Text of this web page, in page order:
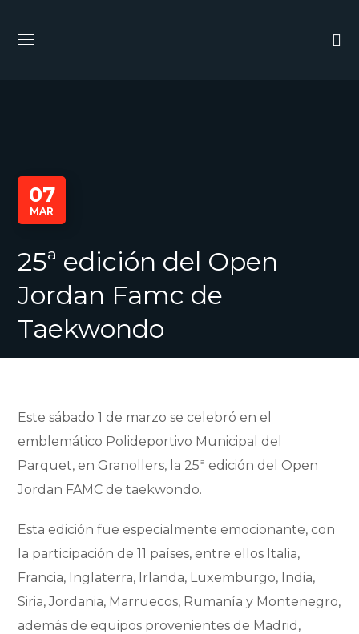
07
MAR
25ª edición del Open
Jordan Famc de
Taekwondo
Este sábado 1 de marzo se celebró en el
emblemático Polideportivo Municipal del
Parquet, en Granollers, la 25ª edición del Open
Jordan FAMC de taekwondo.
Esta edición fue especialmente emocionante, con
la participación de 11 países, entre ellos Italia,
Francia, Inglaterra, Irlanda, Luxemburgo, India,
Siria, Jordania, Marruecos, Rumanía y Montenegro,
además de equipos provenientes de Madrid,